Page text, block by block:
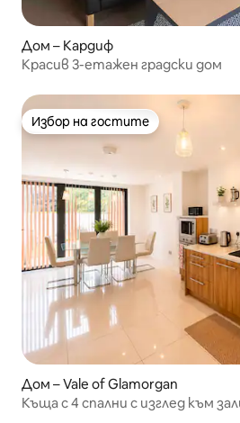
Дом – Кардиф
Красив 3-етажен градски дом
Избор на гостите
Избор на гостите
Дом – Vale of Glamorgan
Къща с 4 спални с изглед към